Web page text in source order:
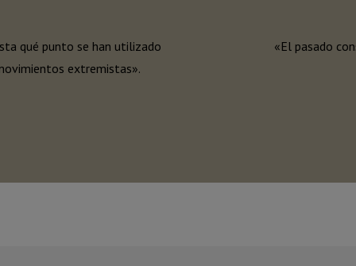
qué punto se han utilizado
extremistas».
«El pasado